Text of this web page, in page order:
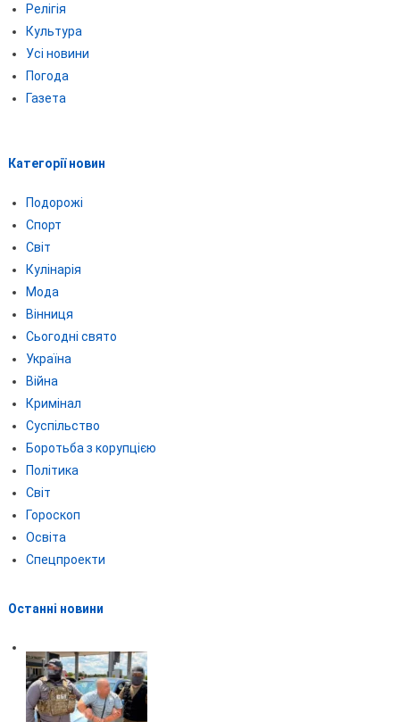
Релігія
Культура
Усі новини
Погода
Газета
Категорії новин
Подорожі
Спорт
Світ
Кулінарія
Мода
Вінниця
Сьогодні свято
Україна
Війна
Кримінал
Суспільство
Боротьба з корупцією
Політика
Світ
Гороскоп
Освіта
Спецпроекти
Останні новини